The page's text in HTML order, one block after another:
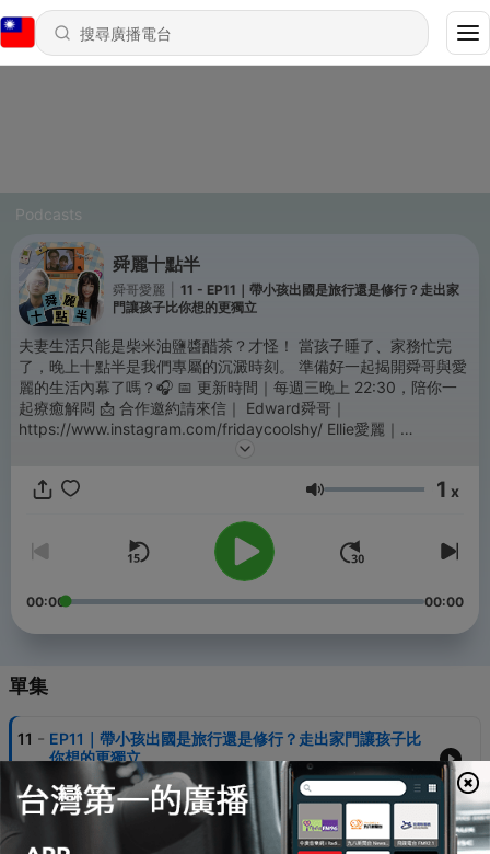
Podcasts
舜麗十點半
舜哥愛麗
11 - EP11｜帶小孩出國是旅行還是修行？走出家
門讓孩子比你想的更獨立
夫妻生活只能是柴米油鹽醬醋茶？才怪！ 當孩子睡了、家務忙完
了，晚上十點半是我們專屬的沉澱時刻。 準備好一起揭開舜哥與愛
麗的生活內幕了嗎？🎧 📅 更新時間｜每週三晚上 22:30，陪你一
起療癒解悶 📩 合作邀約請來信｜ Edward舜哥｜
https://www.instagram.com/fridaycoolshy/ Ellie愛麗｜
https://www.instagram.com/ellieciouss/ 本節目由【聲歷其境】
音量 1 x
00:00 00:00
單集
11 - EP11｜帶小孩出國是旅行還是修行？走出家門讓孩子比
你想的更獨立
05 Aug 2026
10
EP10｜你有容貌焦慮嗎？舜哥超怕禿頭、愛麗卻把妊娠
紋當勳章，如何建立真正自信？